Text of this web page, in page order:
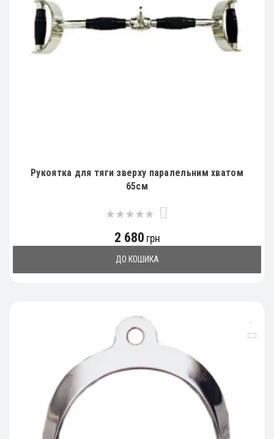
Рукоятка для тяги зверху паралельним хватом
65см
2 680 грн
ДО КОШИКА